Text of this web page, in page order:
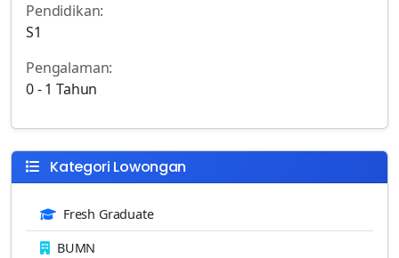
Pendidikan:
S1
Pengalaman:
0 - 1 Tahun
Kategori Lowongan
Fresh Graduate
BUMN